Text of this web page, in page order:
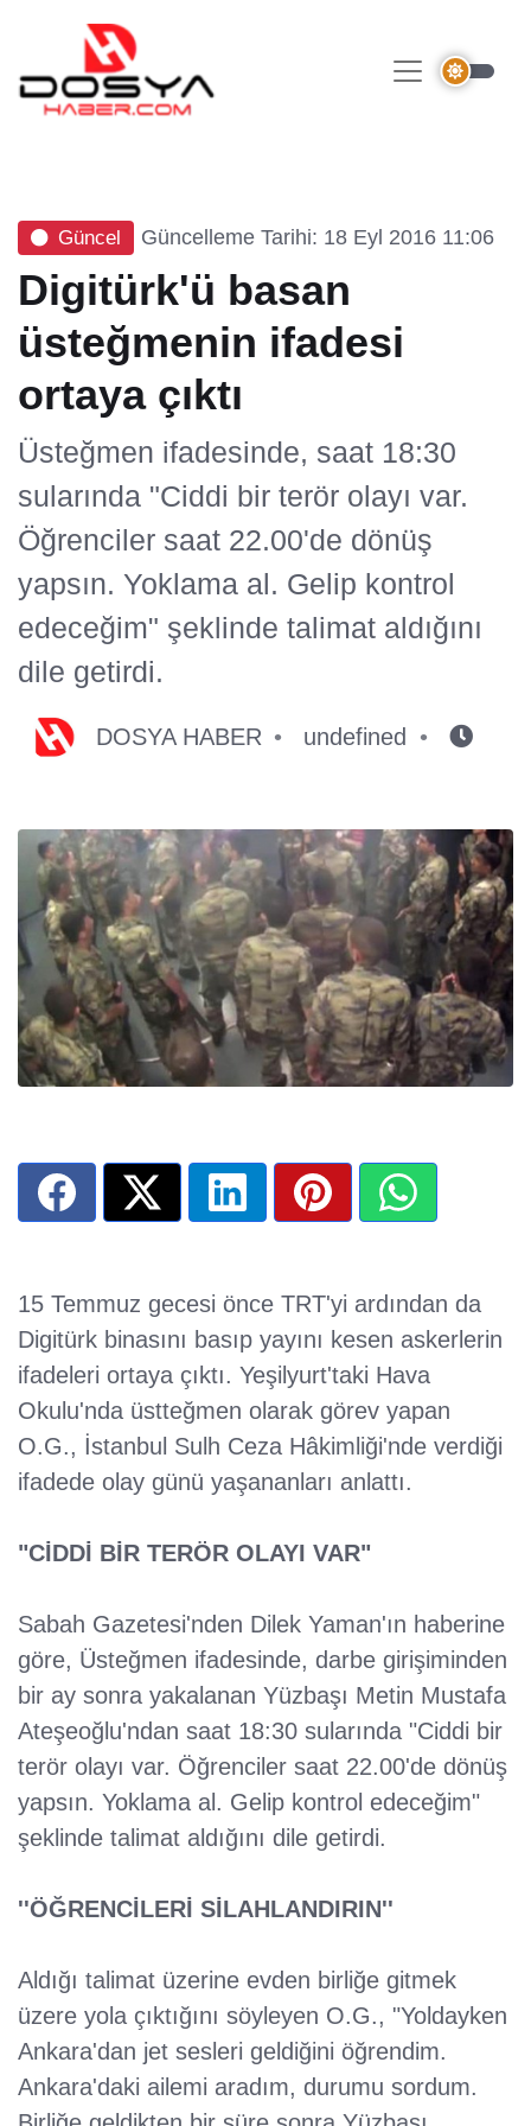
Güncel Güncelleme Tarihi: 18 Eyl 2016 11:06
Digitürk'ü basan
üsteğmenin ifadesi
ortaya çıktı
Üsteğmen ifadesinde, saat 18:30
sularında "Ciddi bir terör olayı var.
Öğrenciler saat 22.00'de dönüş
yapsın. Yoklama al. Gelip kontrol
edeceğim" şeklinde talimat aldığını
dile getirdi.
DOSYA HABER undefined
15 Temmuz gecesi önce TRT'yi ardından da
Digitürk binasını basıp yayını kesen askerlerin
ifadeleri ortaya çıktı. Yeşilyurt'taki Hava
Okulu'nda üstteğmen olarak görev yapan
O.G., İstanbul Sulh Ceza Hâkimliği'nde verdiği
ifadede olay günü yaşananları anlattı.
"CİDDİ BİR TERÖR OLAYI VAR"
Sabah Gazetesi'nden Dilek Yaman'ın haberine
göre, Üsteğmen ifadesinde, darbe girişiminden
bir ay sonra yakalanan Yüzbaşı Metin Mustafa
Ateşeoğlu'ndan saat 18:30 sularında "Ciddi bir
terör olayı var. Öğrenciler saat 22.00'de dönüş
yapsın. Yoklama al. Gelip kontrol edeceğim"
şeklinde talimat aldığını dile getirdi.
''ÖĞRENCİLERİ SİLAHLANDIRIN''
Aldığı talimat üzerine evden birliğe gitmek
üzere yola çıktığını söyleyen O.G., "Yoldayken
Ankara'dan jet sesleri geldiğini öğrendim.
Ankara'daki ailemi aradım, durumu sordum.